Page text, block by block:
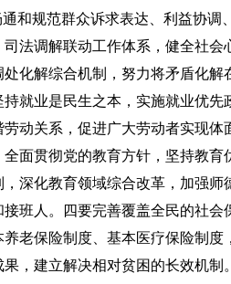
和规范群众诉求表达、利益协调
法调解联动工作体系，健全社会
化解综合机制，努力将矛盾化解
就业是民生之本，实施就业优先
动关系，促进广大劳动者实现体
面贯彻党的教育方针，坚持教育
深化教育领域综合改革，加强师
班人。四要完善覆盖全民的社会
老保险制度、基本医疗保险制度
，建立解决相对贫困的长效机制